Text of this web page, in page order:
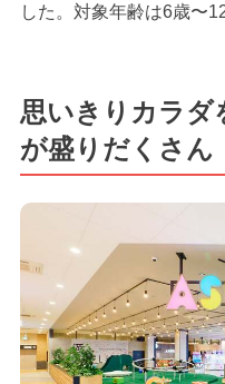
した。対象年齢は6歳〜
思いきりカラダ
が盛りだくさん